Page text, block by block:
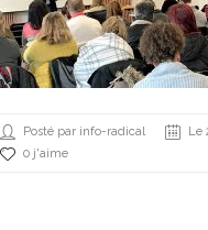
Posté par info-radical Le
0 j'aime